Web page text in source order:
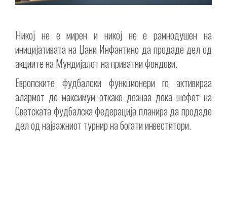
Никој не е мирен и никој не е рамнодушен на
иницијативата на Џани Инфантино да продаде дел од
акциите на Мундијалот на приватни фондови.
Европските фудбалски функционери го активираа
алармот до максимум откако дознаа дека шефот на
Светската фудбалска федерација планира да продаде
дел од најважниот турнир на богати инвеститори.